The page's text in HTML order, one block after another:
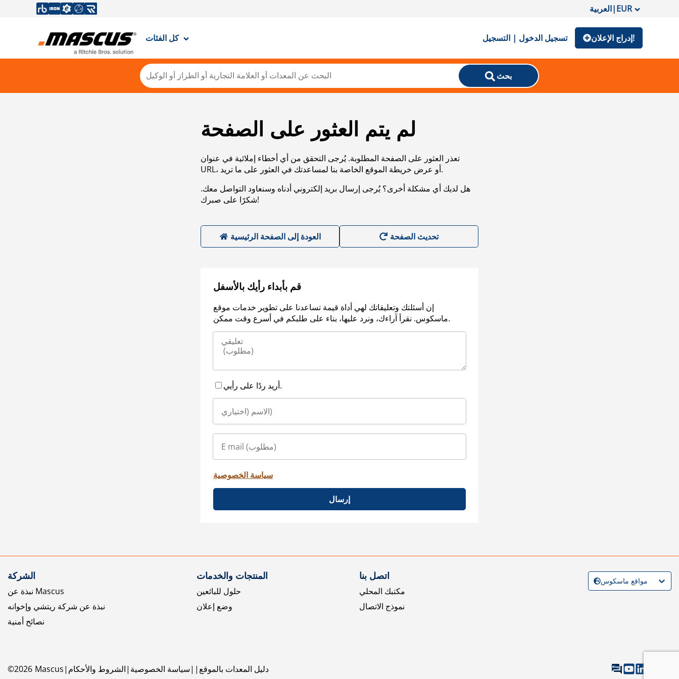
العربية|EUR
كل الفئات تسجيل الدخول | التسجيل إدراج الإعلان!
بحث
لم يتم العثور على الصفحة
تعذر العثور على الصفحة المطلوبة. يُرجى التحقق من أي أخطاء إملائية في عنوان
URL، أو عرض خريطة الموقع الخاصة بنا لمساعدتك في العثور على ما تريد.
هل لديك أي مشكلة أخرى؟ يُرجى إرسال بريد إلكتروني أدناه وسنعاود التواصل معك.
شكرًا على صبرك!
العودة إلى الصفحة الرئيسية
قم بأبداء رأيك بالأسفل
إن أسئلتك وتعليقاتك لهي أداة قيمة تساعدنا على تطوير خدمات موقع
ماسكوس. نقرأ آراءك، ونرد عليها، بناء على طلبكم في أسرع وقت ممكن.
أريد ردًا على رأيي.
سياسة الخصوصية
إرسال
الشركة
نبذة عن Mascus
نبذة عن شركة ريتشي وإخوانه
نصائح أمنية
المنتجات والخدمات
حلول للبائعين
وضع إعلان
اتصل بنا
مكتبك المحلي
نموذج الاتصال
©2026 Mascus الشروط والأحكام سياسة الخصوصية دليل المعدات بالموقع
مواقع ماسكوس